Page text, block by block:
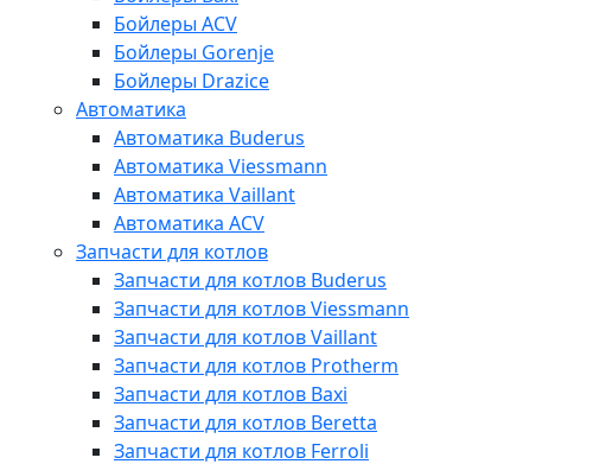
Бойлеры ACV
Бойлеры Gorenje
Бойлеры Drazice
Автоматика
Автоматика Buderus
Автоматика Viessmann
Автоматика Vaillant
Автоматика ACV
Запчасти для котлов
Запчасти для котлов Buderus
Запчасти для котлов Viessmann
Запчасти для котлов Vaillant
Запчасти для котлов Protherm
Запчасти для котлов Baxi
Запчасти для котлов Beretta
Запчасти для котлов Ferroli